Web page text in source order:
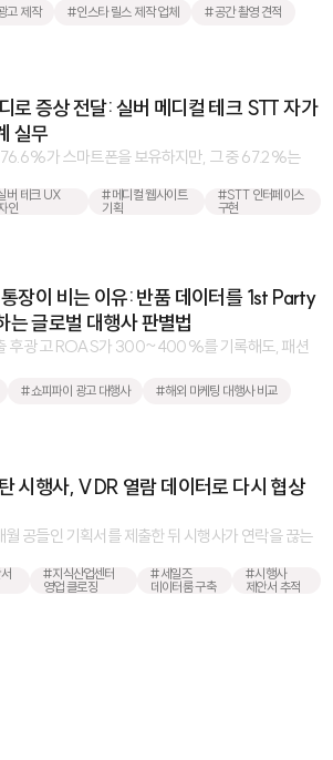
고 제작 #인스타 릴스 제작 업체 #공간 촬영 견적
로 증상 전달: 실버 메디컬 테크 STT 자가
실무
가 스마트폰을 보유하지만, 그 중 67.2%는
버 테크 UX
인
#메디컬 웹사이트
기획
#STT 인터페이스
구현
장이 비는 이유: 반품 데이터를 1st Party
는 글로벌 대행사 판별법
후 광고 ROAS가 300~400%를 기록해도, 패션
#쇼피파이 광고 대행사 #해외 마케팅 대행사 비교
시행사, VDR 열람 데이터로 다시 협상
공들인 기획서를 제출한 뒤 시행사가 연락을 끊는
#지식산업센터
영업 클로징
#세일즈
데이터룸 구축
#시행사
제안서 추적